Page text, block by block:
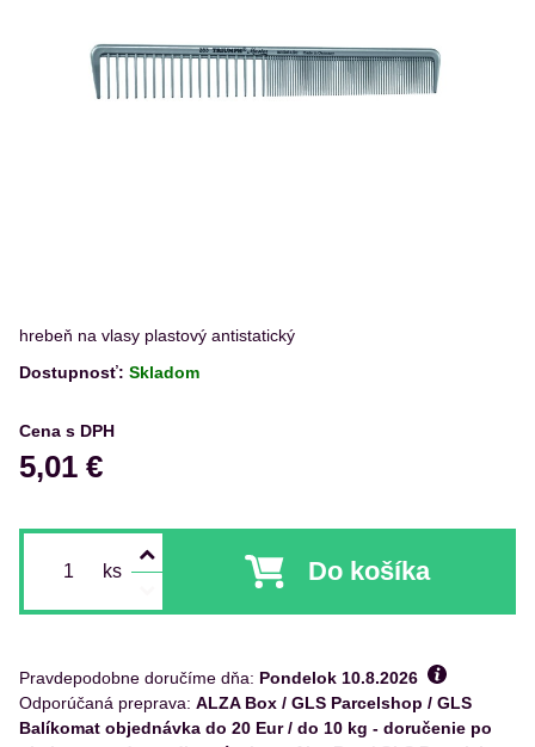
hrebeň na vlasy plastový antistatický
Dostupnosť: Skladom
Cena s DPH
5,01 €
ks Do košíka
Pravdepodobne doručíme dňa: Pondelok 10.8.2026
ALZA Box / GLS Parcelshop / GLS
Balíkomat objednávka do 20 Eur / do 10 kg - doručenie po